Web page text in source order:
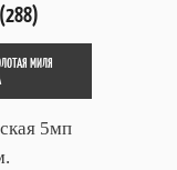
МИЛЯ
5мп